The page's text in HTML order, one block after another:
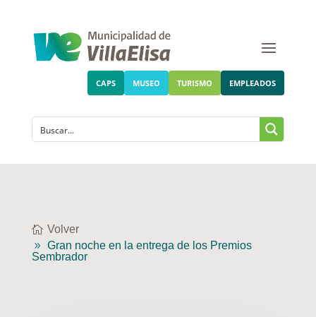
CAPS MUSEO TURISMO EMPLEADOS
Volver
Gran noche en la entrega de los Premios
Sembrador